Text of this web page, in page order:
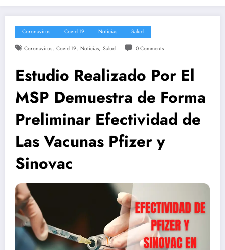
Coronavirus Covid-19 Noticias Salud
Coronavirus, Covid-19, Noticias, Salud 0 Comments
Estudio Realizado Por El
MSP Demuestra de Forma
Preliminar Efectividad de
Las Vacunas Pfizer y
Sinovac